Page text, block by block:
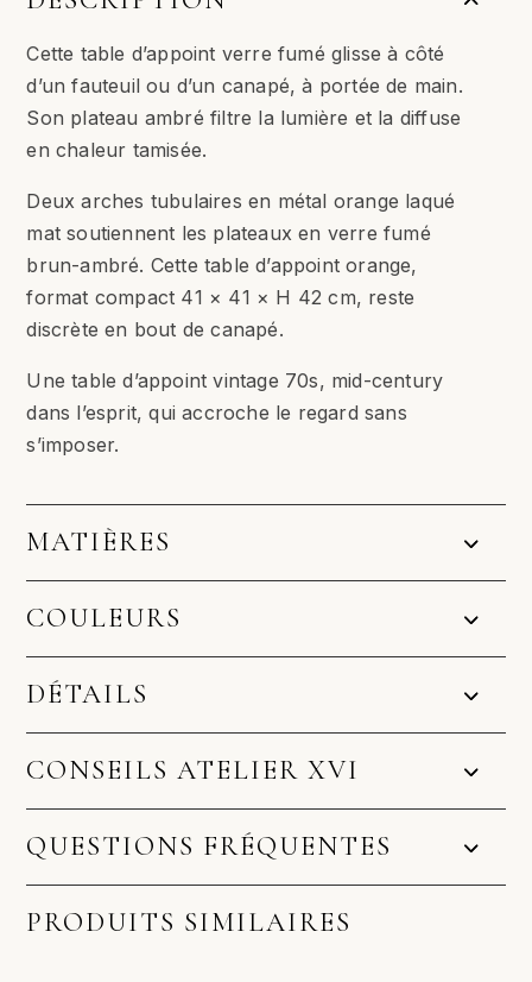
Cette table d’appoint verre fumé glisse à côté
d’un fauteuil ou d’un canapé, à portée de main.
Son plateau ambré filtre la lumière et la diffuse
en chaleur tamisée.
Deux arches tubulaires en métal orange laqué
mat soutiennent les plateaux en verre fumé
brun-ambré. Cette table d’appoint orange,
format compact 41 × 41 × H 42 cm, reste
discrète en bout de canapé.
Une table d’appoint vintage 70s, mid-century
dans l’esprit, qui accroche le regard sans
s’imposer.
MATIÈRES
COULEURS
DÉTAILS
CONSEILS ATELIER XVI
QUESTIONS FRÉQUENTES
PRODUITS SIMILAIRES